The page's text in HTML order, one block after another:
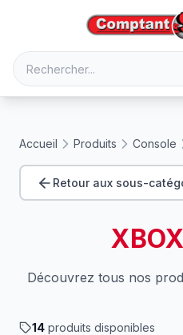
Accueil Produits Console
Retour aux sous-
Découvrez tous nos
14 produits disponibles